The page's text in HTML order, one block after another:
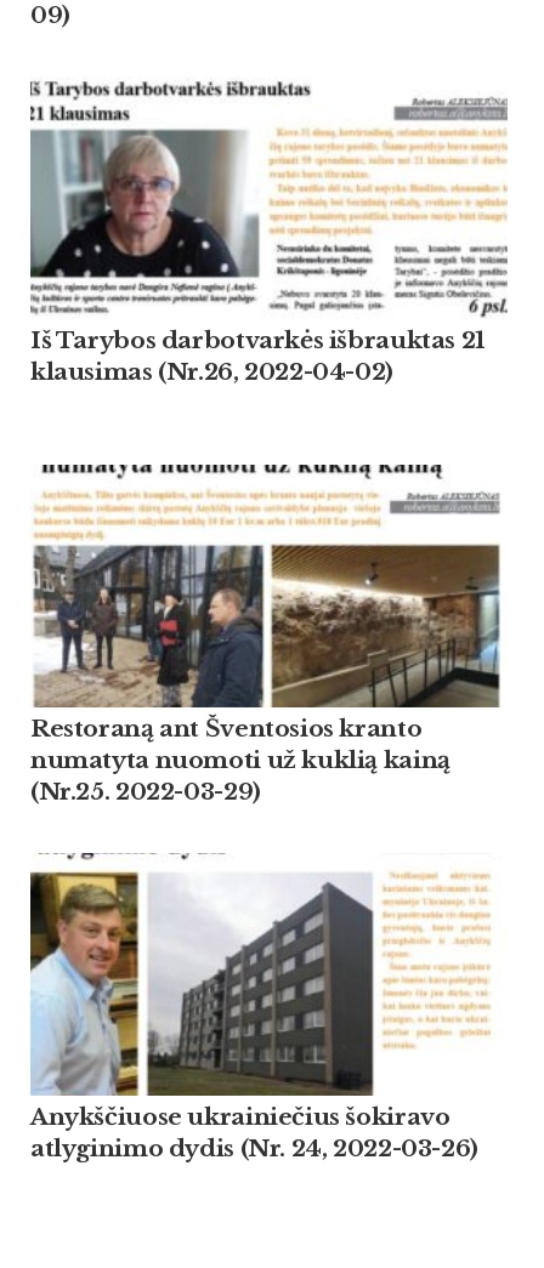
09)
Iš Tarybos darbotvarkės išbrauktas 21
klausimas (Nr.26, 2022-04-02)
Restoraną ant Šventosios kranto
numatyta nuomoti už kuklią kainą
(Nr.25. 2022-03-29)
Anykščiuose ukrainiečius šokiravo
atlyginimo dydis (Nr. 24, 2022-03-26)